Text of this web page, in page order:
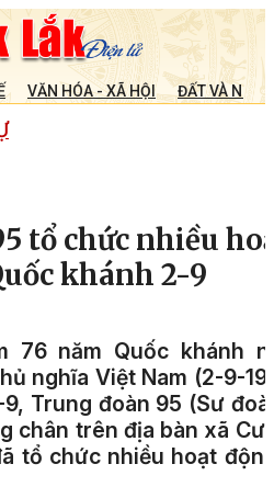
VĂN HÓA - XÃ HỘI ĐẤT VÀ
tổ chức nhiều
khánh 2-9
76 năm Quốc khánh
nghĩa Việt Nam (2-9-
Trung đoàn 95 (Sư
chân trên địa bàn xã Cư
tổ chức nhiều hoạt